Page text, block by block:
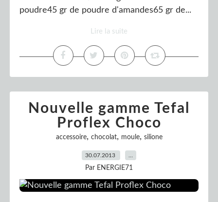
poudre45 gr de poudre d'amandes65 gr de...
Lire la suite
Nouvelle gamme Tefal
Proflex Choco
accessoire, chocolat, moule, silione
30.07.2013
Par ENERGIE71